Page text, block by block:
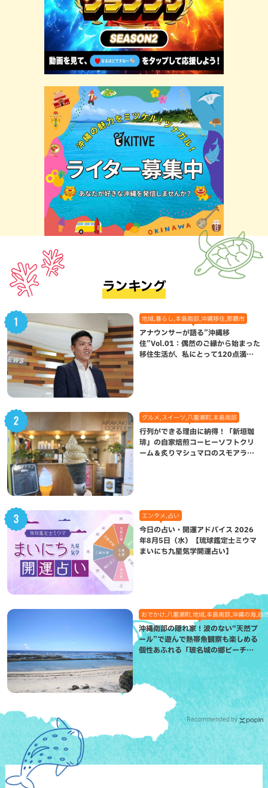
ランキング
地域,暮らし,本島南部,沖縄移住,那覇市
アナウンサーが語る”沖縄移
住”Vol.01：偶然のご縁から始まった
移住生活が、私にとって120点満点
グルメ,スイーツ,八重瀬町,本島南部
行列ができる理由に納得！「新垣珈
琲」の自家焙煎コーヒーソフトクリ
ーム＆炙りマシュマロのスモアラテ
エンタメ,占い
今日の占い・開運アドバイス 2026
年8月5日（水）【琉球鑑定士ミウマ
まいにち九星気学開運占い】
おでかけ,八重瀬町,地域,本島南部,沖縄の海,自
沖縄南部の隠れ家！波のない“天然プ
ール”で遊んで熱帯魚観察も楽しめる
個性あふれる「玻名城の郷ビーチ」
（八重瀬町）
Recommended by